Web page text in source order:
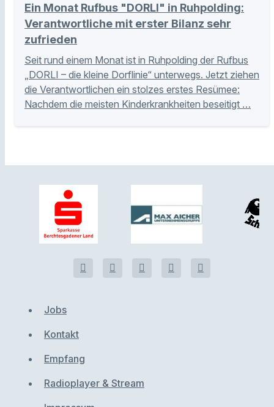
Ein Monat Rufbus "DORLI" in Ruhpolding:
Verantwortliche mit erster Bilanz sehr
zufrieden
Seit rund einem Monat ist in Ruhpolding der Rufbus
„DORLI – die kleine Dorflinie“ unterwegs. Jetzt ziehen
die Verantwortlichen ein stolzes erstes Resümee:
Nachdem die meisten Kinderkrankheiten beseitigt …
Jobs
Kontakt
Empfang
Radioplayer & Stream